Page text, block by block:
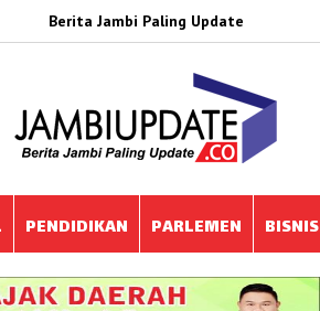
Berita Jambi Paling Update
PENDIDIKAN PARLEMEN BISNIS